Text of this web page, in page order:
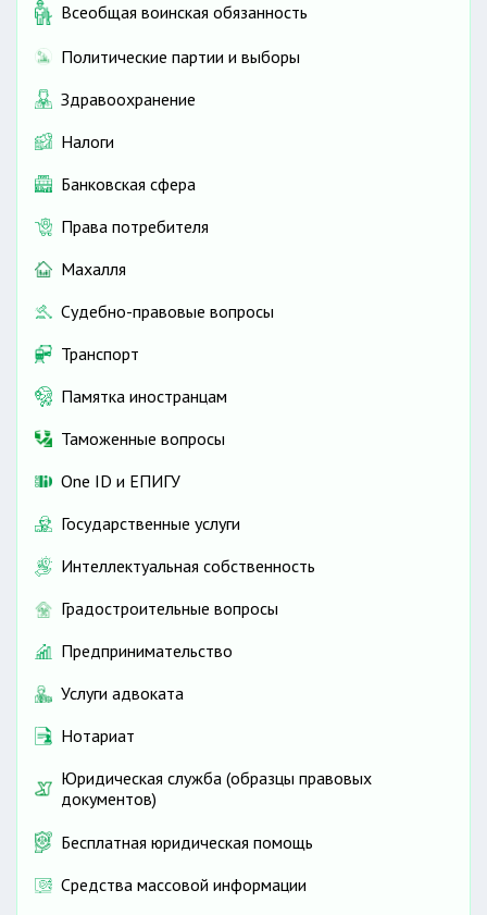
Всеобщая воинская обязанность
Политические партии и выборы
Здравоохранение
Налоги
Банковская сфера
Права потребителя
Махалля
Судебно-правовые вопросы
Транспорт
Памятка иностранцам
Таможенные вопросы
One ID и ЕПИГУ
Государственные услуги
Интеллектуальная собственность
Градостроительные вопросы
Предпринимательство
Услуги адвоката
Нотариат
Юридическая служба (образцы правовых
документов)
Бесплатная юридическая помощь
Средства массовой информации